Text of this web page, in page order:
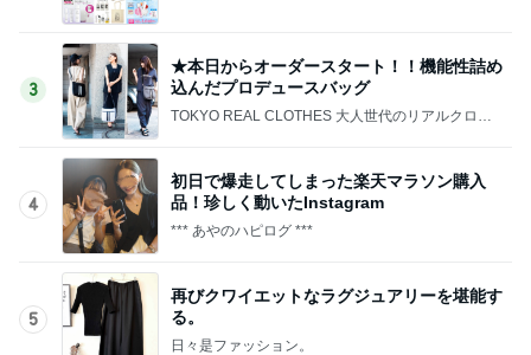
3
★本日からオーダースタート！！機能性詰め
込んだプロデュースバッグ
TOKYO REAL CLOTHES 大人世代のリアルクロー
4
初日で爆走してしまった楽天マラソン購入
品！珍しく動いたInstagram
*** あやのハピログ ***
5
再びクワイエットなラグジュアリーを堪能す
る。
日々是ファッション。